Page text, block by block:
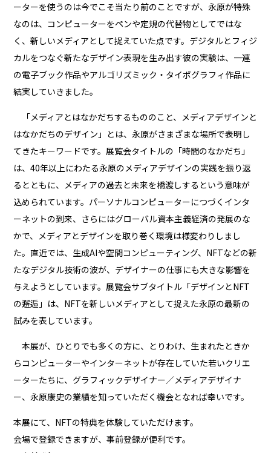
ーターを使うのは今でこそ当たり前のことですが、永原が特殊
なのは、コンピューターをペンや定規の代替物としてではな
く、新しいメディアとして捉えていた点です。デジタルとフィジ
カルをつなぐ新たなデザイン表現を生み出す彼の実験は、一連
の電子ブック作品やアルゴリズミック・タイポグラフィ作品に
結実していきました。
「メディアとはなかだちするもののこと、メディアデザインと
はなかだちのデザイン」とは、永原がさまざまな場所で表明し
てきたキーワードです。展覧会タイトルの「時間のなかだち」
は、40年以上にわたる永原のメディアデザインの実践を振り返
るとともに、メディアの過去と未来を橋渡しするという意味が
込められています。パーソナルコンピューターにつづくインタ
ーネットの到来、さらにはグローバル資本主義経済の発展のな
かで、メディアとデザインを取り巻く環境は様変わりしまし
た。直近では、生成AIや空間コンピューティング、NFTなどの新
たなデジタル技術の波が、デザイナーの仕事にも大きな影響を
与えようとしています。展覧会サブタイトル「デザインとNFT
の邂逅」は、NFTを新しいメディアとして捉えた永原の最新の
試みを表しています。
本展が、ひとりでも多くの方に、とりわけ、生まれたときか
らコンピューターやインターネットが存在していた若いクリエ
ーターたちに、グラフィックデザイナー／メディアデザイナ
ー、永原康史の業績を知っていただく機会となれば幸いです。
本展にて、NFTの特典を体験していただけます。
会場で登録できますが、事前登録が便利です。